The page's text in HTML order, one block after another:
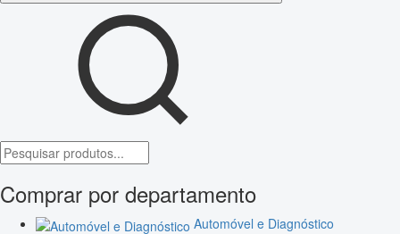
Comprar por departamento
Automóvel e Diagnóstico